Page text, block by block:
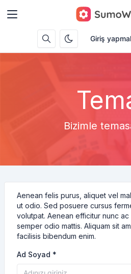
Giriş
Bizimle
Aenean felis purus, aliquet vel
ut odio. Sed posuere cursus
volutpat. Aenean efficitur nunc
semper odio mattis. Aliquam sit
facilisis bibendum enim.
Ad Soyad *